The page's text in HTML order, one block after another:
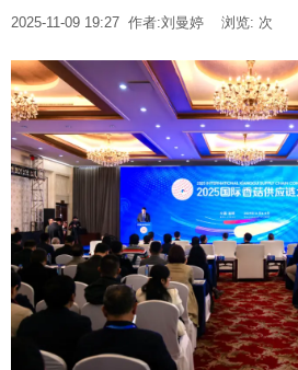
2025-11-09 19:27 作者:刘曼婷 浏览: 次